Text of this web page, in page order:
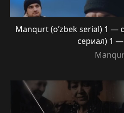
Manqurt (o’zbek serial) 1 —
сериал) 1